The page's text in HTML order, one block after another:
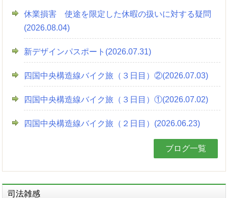
休業損害 使途を限定した休暇の扱いに対する疑問
(2026.08.04)
新デザインパスポート(2026.07.31)
四国中央構造線バイク旅（３日目）②(2026.07.03)
四国中央構造線バイク旅（３日目）①(2026.07.02)
四国中央構造線バイク旅（２日目）(2026.06.23)
ブログ一覧
司法雑感